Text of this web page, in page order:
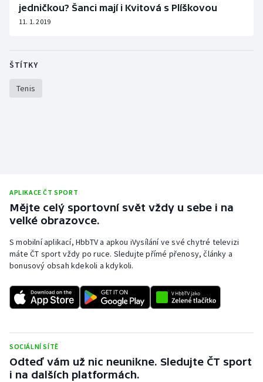
jedničkou? Šanci mají i Kvitová s Plíškovou
11. 1. 2019
ŠTÍTKY
Tenis
APLIKACE ČT SPORT
Mějte celý sportovní svět vždy u sebe i na
velké obrazovce.
S mobilní aplikací, HbbTV a apkou iVysílání ve své chytré televizi
máte ČT sport vždy po ruce. Sledujte přímé přenosy, články a
bonusový obsah kdekoli a kdykoli.
SOCIÁLNÍ SÍTĚ
Odteď vám už nic neunikne. Sledujte ČT sport
i na dalších platformách.